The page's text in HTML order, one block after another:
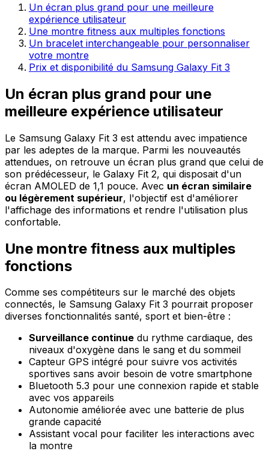
Un écran plus grand pour une meilleure
expérience utilisateur
Une montre fitness aux multiples fonctions
Un bracelet interchangeable pour personnaliser
votre montre
Prix et disponibilité du Samsung Galaxy Fit 3
Un écran plus grand pour une
meilleure expérience utilisateur
Le Samsung Galaxy Fit 3 est attendu avec impatience
par les adeptes de la marque. Parmi les nouveautés
attendues, on retrouve un écran plus grand que celui de
son prédécesseur, le Galaxy Fit 2, qui disposait d'un
écran AMOLED de 1,1 pouce. Avec un écran similaire
ou légèrement supérieur, l'objectif est d'améliorer
l'affichage des informations et rendre l'utilisation plus
confortable.
Une montre fitness aux multiples
fonctions
Comme ses compétiteurs sur le marché des objets
connectés, le Samsung Galaxy Fit 3 pourrait proposer
diverses fonctionnalités santé, sport et bien-être :
Surveillance continue du rythme cardiaque, des
niveaux d'oxygène dans le sang et du sommeil
Capteur GPS intégré pour suivre vos activités
sportives sans avoir besoin de votre smartphone
Bluetooth 5.3 pour une connexion rapide et stable
avec vos appareils
Autonomie améliorée avec une batterie de plus
grande capacité
Assistant vocal pour faciliter les interactions avec
la montre